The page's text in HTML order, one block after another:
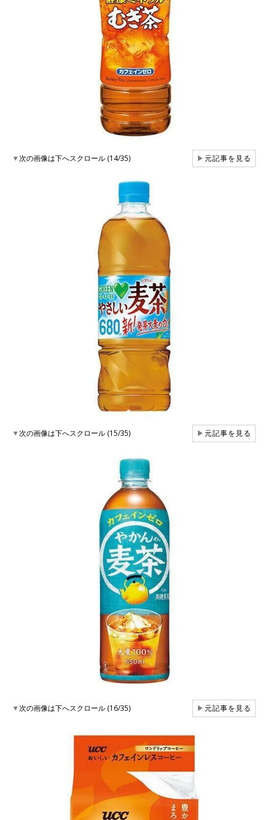
▼次の画像は下へスクロール (14/35) ▶元記事を見る
▼次の画像は下へスクロール (15/35) ▶元記事を見る
▼次の画像は下へスクロール (16/35) ▶元記事を見る